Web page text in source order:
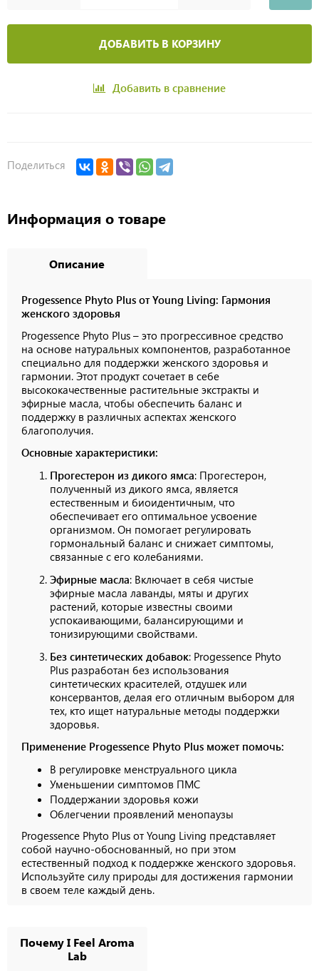
ДОБАВИТЬ В КОРЗИНУ
Добавить в сравнение
Поделиться
Информация о товаре
Описание
Progessence Phyto Plus от Young Living: Гармония
женского здоровья
Progessence Phyto Plus – это прогрессивное средство
на основе натуральных компонентов, разработанное
специально для поддержки женского здоровья и
гармонии. Этот продукт сочетает в себе
высококачественные растительные экстракты и
эфирные масла, чтобы обеспечить баланс и
поддержку в различных аспектах женского
благополучия.
Основные характеристики:
Прогестерон из дикого ямса: Прогестерон,
полученный из дикого ямса, является
естественным и биоидентичным, что
обеспечивает его оптимальное усвоение
организмом. Он помогает регулировать
гормональный баланс и снижает симптомы,
связанные с его колебаниями.
Эфирные масла: Включает в себя чистые
эфирные масла лаванды, мяты и других
растений, которые известны своими
успокаивающими, балансирующими и
тонизирующими свойствами.
Без синтетических добавок: Progessence Phyto
Plus разработан без использования
синтетических красителей, отдушек или
консервантов, делая его отличным выбором для
тех, кто ищет натуральные методы поддержки
здоровья.
Применение Progessence Phyto Plus может помочь:
В регулировке менструального цикла
Уменьшении симптомов ПМС
Поддержании здоровья кожи
Облегчении проявлений менопаузы
Progessence Phyto Plus от Young Living представляет
собой научно-обоснованный, но при этом
естественный подход к поддержке женского здоровья.
Используйте силу природы для достижения гармонии
в своем теле каждый день.
Почему I Feel Aroma
Lab